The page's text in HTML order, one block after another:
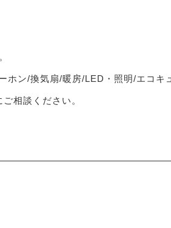
ホン/換気扇/暖房/LED・照明/エコキ
相談ください。